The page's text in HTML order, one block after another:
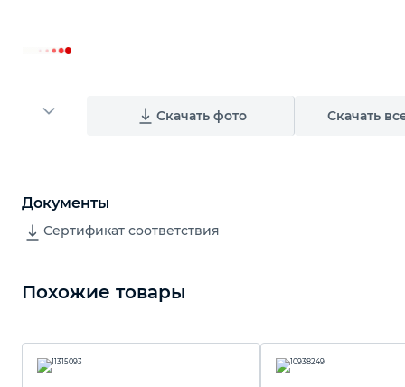
Скачать фото Скачать
Документы
Сертификат соответствия
Похожие товары